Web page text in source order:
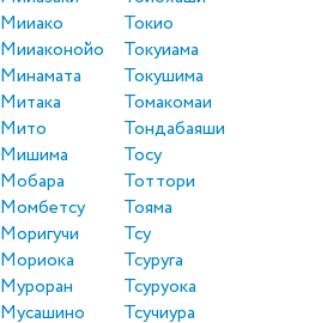
Мииако
Мииаконойо
Минамата
Митака
Мито
Мишима
Мобара
Момбетсу
Моригучи
Мориока
Муроран
Мусашино
Токио
Токуиама
Токушима
Томакомаи
Тондабаяши
Тосу
Тоттори
Тояма
Тсу
Тсуруга
Тсуруока
Тсучиура